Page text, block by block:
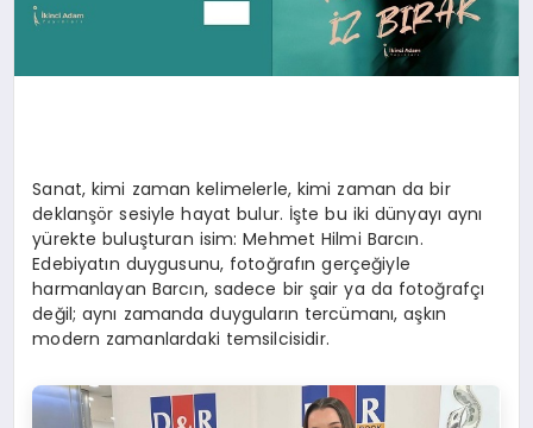
Sanat, kimi zaman kelimelerle, kimi zaman da bir
deklanşör sesiyle hayat bulur. İşte bu iki dünyayı aynı
yürekte buluşturan isim: Mehmet Hilmi Barcın.
Edebiyatın duygusunu, fotoğrafın gerçeğiyle
harmanlayan Barcın, sadece bir şair ya da fotoğrafçı
değil; aynı zamanda duyguların tercümanı, aşkın
modern zamanlardaki temsilcisidir.